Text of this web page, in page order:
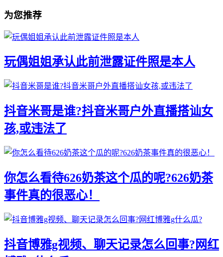
为您推荐
玩偶姐姐承认此前泄露证件照是本人
抖音米哥是谁?抖音米哥户外直播搭讪女
孩,或违法了
你怎么看待626奶茶这个瓜的呢?626奶茶
事件真的很恶心！
抖音博雅g视频、聊天记录怎么回事?网红